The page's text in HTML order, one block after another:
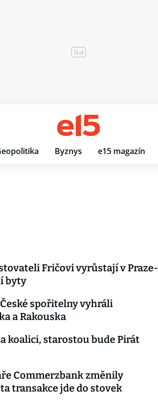
Byznys e15 magazín
Fričovi vyrůstají v Praze-
byty
spořitelny vyhráli
a Rakouska
koalici, starostou bude Pirát
Commerzbank změnily
transakce jde do stovek